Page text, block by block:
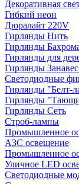
Декоративная
Гибкий неон
Дюралайт 220V
Гирлянды Нить
Гирлянды
Гирлянды для
Гирлянды
Светодиодные
Гирлянды "Белт-
Гирлянды
Гирлянды Сеть
Строб-лампы
Промышленное
АЗС освещение
Промышленное
Уличное LED
Светодиодные